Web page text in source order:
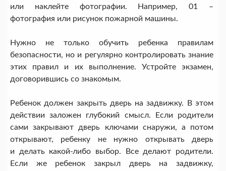
или наклейте фотографии. Например, 01 –
фотография или рисунок пожарной машины.
Нужно не только обучить ребенка правилам
безопасности, но и регулярно контролировать знание
этих правил и их выполнение. Устройте экзамен,
договорившись со знакомым.
Ребенок должен закрыть дверь на задвижку. В этом
действии заложен глубокий смысл. Если родители
сами закрывают дверь ключами снаружи, а потом
открывают, ребенку не нужно открывать дверь
и делать какой-либо выбор. Все делают родители.
Если же ребенок закрыл дверь на задвижку,